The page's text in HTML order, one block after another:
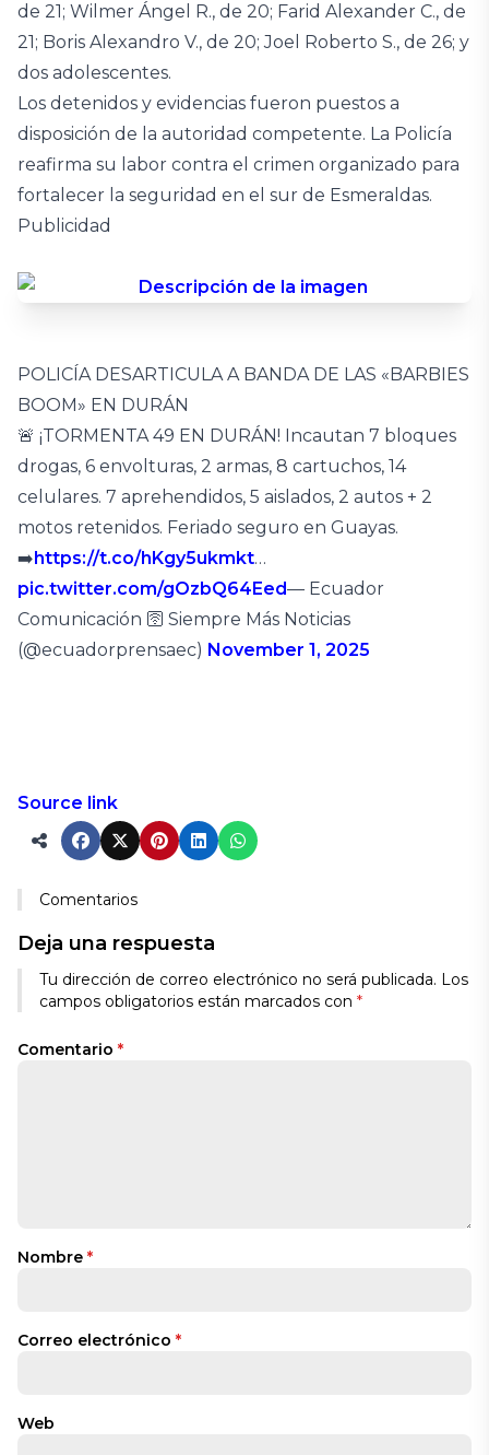
de 21; Wilmer Ángel R., de 20; Farid Alexander C., de
21; Boris Alexandro V., de 20; Joel Roberto S., de 26; y
dos adolescentes.
Los detenidos y evidencias fueron puestos a
disposición de la autoridad competente. La Policía
reafirma su labor contra el crimen organizado para
fortalecer la seguridad en el sur de Esmeraldas.
Publicidad
POLICÍA DESARTICULA A BANDA DE LAS «BARBIES
BOOM» EN DURÁN
🚨 ¡TORMENTA 49 EN DURÁN! Incautan 7 bloques
drogas, 6 envolturas, 2 armas, 8 cartuchos, 14
celulares. 7 aprehendidos, 5 aislados, 2 autos + 2
motos retenidos. Feriado seguro en Guayas.
➡️https://t.co/hKgy5ukmkt…
pic.twitter.com/gOzbQ64Eed— Ecuador
Comunicación 🛜 Siempre Más Noticias
(@ecuadorprensaec) November 1, 2025
Source link
Comentarios
Deja una respuesta
Tu dirección de correo electrónico no será publicada. Los
campos obligatorios están marcados con *
Comentario *
Nombre *
Correo electrónico *
Web
Alternative: